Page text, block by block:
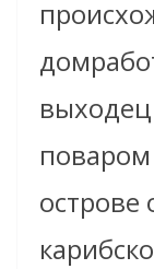
острове